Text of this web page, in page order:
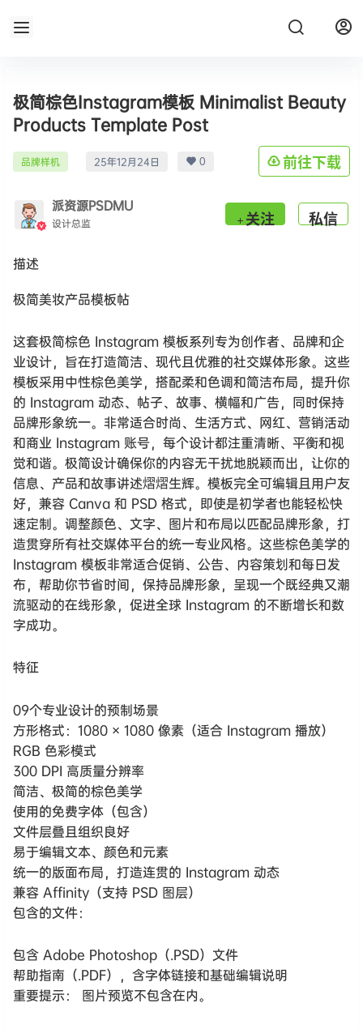
极简棕色Instagram模板 Minimalist Beauty
Products Template Post
品牌样机 25年12月24日 0 前往下载
派资源PSDMU
设计总监 关注 私信
描述
极简美妆产品模板帖
这套极简棕色 Instagram 模板系列专为创作者、品牌和企
业设计，旨在打造简洁、现代且优雅的社交媒体形象。这些
模板采用中性棕色美学，搭配柔和色调和简洁布局，提升你
的 Instagram 动态、帖子、故事、横幅和广告，同时保持
品牌形象统一。非常适合时尚、生活方式、网红、营销活动
和商业 Instagram 账号，每个设计都注重清晰、平衡和视
觉和谐。极简设计确保你的内容无干扰地脱颖而出，让你的
信息、产品和故事讲述熠熠生辉。模板完全可编辑且用户友
好，兼容 Canva 和 PSD 格式，即使是初学者也能轻松快
速定制。调整颜色、文字、图片和布局以匹配品牌形象，打
造贯穿所有社交媒体平台的统一专业风格。这些棕色美学的
Instagram 模板非常适合促销、公告、内容策划和每日发
布，帮助你节省时间，保持品牌形象，呈现一个既经典又潮
流驱动的在线形象，促进全球 Instagram 的不断增长和数
字成功。
特征
09个专业设计的预制场景
方形格式：1080 × 1080 像素（适合 Instagram 播放）
RGB 色彩模式
300 DPI 高质量分辨率
简洁、极简的棕色美学
使用的免费字体（包含）
文件层叠且组织良好
易于编辑文本、颜色和元素
统一的版面布局，打造连贯的 Instagram 动态
兼容 Affinity（支持 PSD 图层）
包含的文件：
包含 Adobe Photoshop（.PSD）文件
帮助指南（.PDF），含字体链接和基础编辑说明
重要提示： 图片预览不包含在内。